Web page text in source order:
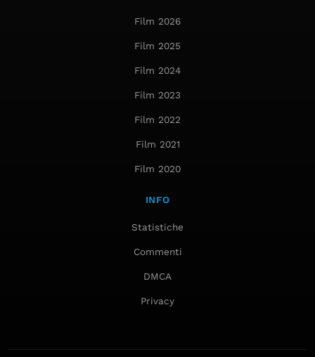
Film 2026
Film 2025
Film 2024
Film 2023
Film 2022
Film 2021
Film 2020
INFO
Statistiche
Commenti
DMCA
Privacy